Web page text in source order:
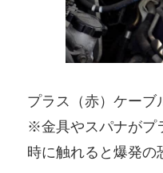
プラス（赤）ケーブ
※金具やスパナがプ
時に触れると爆発の